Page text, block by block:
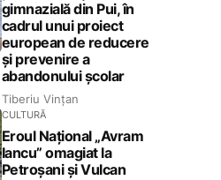
gimnazială din Pui, în
cadrul unui proiect
european de reducere
și prevenire a
abandonului școlar
Tiberiu Vințan
CULTURĂ
Eroul Național „Avram
Iancu” omagiat la
Petroșani și Vulcan